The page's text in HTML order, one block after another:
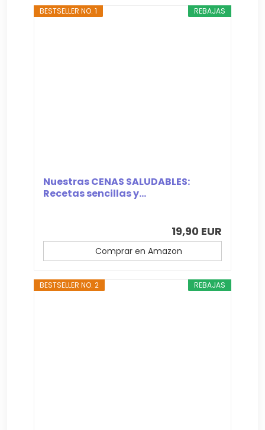
REBAJAS
BESTSELLER NO. 1
Nuestras CENAS SALUDABLES:
Recetas sencillas y...
19,90 EUR
Comprar en Amazon
REBAJAS
BESTSELLER NO. 2